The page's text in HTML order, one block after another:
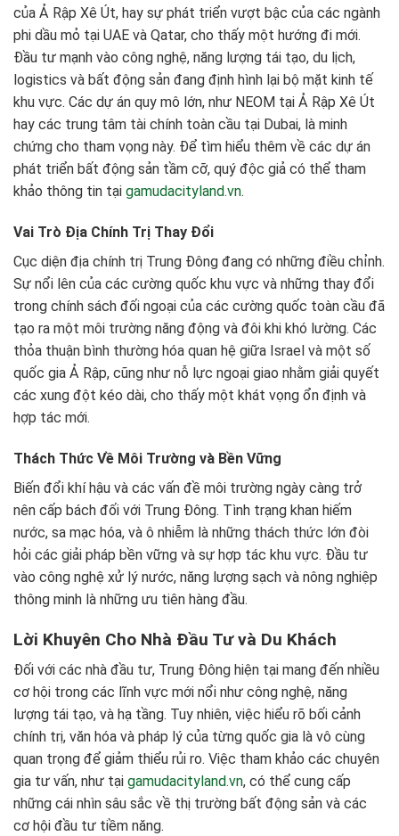
của Ả Rập Xê Út, hay sự phát triển vượt bậc của các ngành
phi dầu mỏ tại UAE và Qatar, cho thấy một hướng đi mới.
Đầu tư mạnh vào công nghệ, năng lượng tái tạo, du lịch,
logistics và bất động sản đang định hình lại bộ mặt kinh tế
khu vực. Các dự án quy mô lớn, như NEOM tại Ả Rập Xê Út
hay các trung tâm tài chính toàn cầu tại Dubai, là minh
chứng cho tham vọng này. Để tìm hiểu thêm về các dự án
phát triển bất động sản tầm cỡ, quý độc giả có thể tham
khảo thông tin tại gamudacityland.vn.
Vai Trò Địa Chính Trị Thay Đổi
Cục diện địa chính trị Trung Đông đang có những điều chỉnh.
Sự nổi lên của các cường quốc khu vực và những thay đổi
trong chính sách đối ngoại của các cường quốc toàn cầu đã
tạo ra một môi trường năng động và đôi khi khó lường. Các
thỏa thuận bình thường hóa quan hệ giữa Israel và một số
quốc gia Ả Rập, cũng như nỗ lực ngoại giao nhằm giải quyết
các xung đột kéo dài, cho thấy một khát vọng ổn định và
hợp tác mới.
Thách Thức Về Môi Trường và Bền Vững
Biến đổi khí hậu và các vấn đề môi trường ngày càng trở
nên cấp bách đối với Trung Đông. Tình trạng khan hiếm
nước, sa mạc hóa, và ô nhiễm là những thách thức lớn đòi
hỏi các giải pháp bền vững và sự hợp tác khu vực. Đầu tư
vào công nghệ xử lý nước, năng lượng sạch và nông nghiệp
thông minh là những ưu tiên hàng đầu.
Lời Khuyên Cho Nhà Đầu Tư và Du Khách
Đối với các nhà đầu tư, Trung Đông hiện tại mang đến nhiều
cơ hội trong các lĩnh vực mới nổi như công nghệ, năng
lượng tái tạo, và hạ tầng. Tuy nhiên, việc hiểu rõ bối cảnh
chính trị, văn hóa và pháp lý của từng quốc gia là vô cùng
quan trọng để giảm thiểu rủi ro. Việc tham khảo các chuyên
gia tư vấn, như tại gamudacityland.vn, có thể cung cấp
những cái nhìn sâu sắc về thị trường bất động sản và các
cơ hội đầu tư tiềm năng.